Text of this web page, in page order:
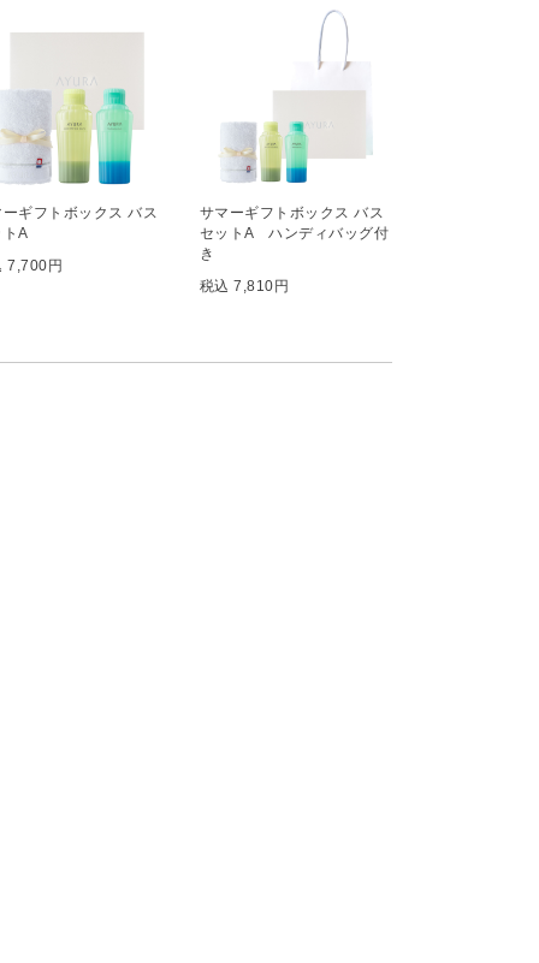
ーギフトボックス バス
トA
7,700円
サマーギフトボックス バス
セットA ハンディバッグ付
き
税込 7,810円